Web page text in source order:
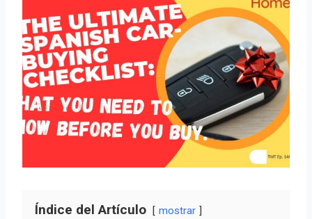
Índice del Artículo mostrar